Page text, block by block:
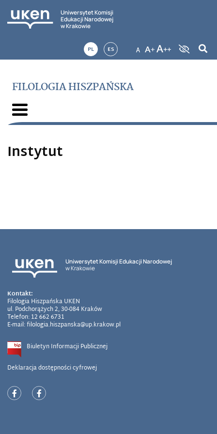
Uniwersytet Komisji
Edukacji Narodowej
w Krakowie
PL ES
FILOLOGIA HISZPAŃSKA
Instytut
Uniwersytet Komisji Edukacji Narodowej
w Krakowie
Kontakt:
Filologia Hiszpańska UKEN
ul. Podchorążych 2, 30-084 Kraków
Telefon: 12 662 6731
E-mail: filologia.hiszpanska@up.krakow.pl
Biuletyn Informacji Publicznej
Deklaracja dostępności cyfrowej